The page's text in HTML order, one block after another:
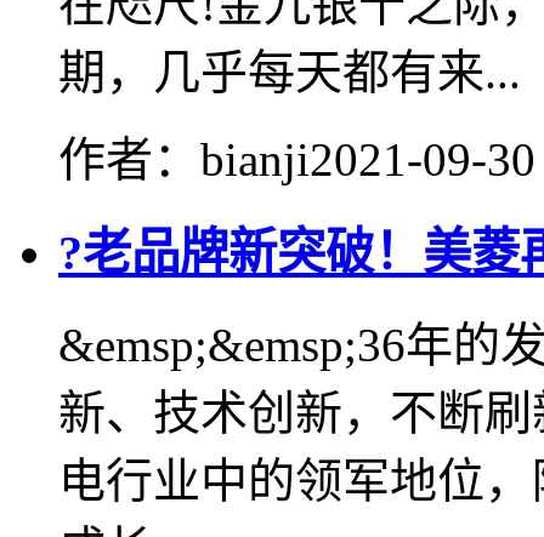
期，几乎每天都有来...
作者：bianji2021-09-
?老品牌新突破！美菱
&emsp;&emsp;36年的
新、技术创新，不断
电行业中的领军地位